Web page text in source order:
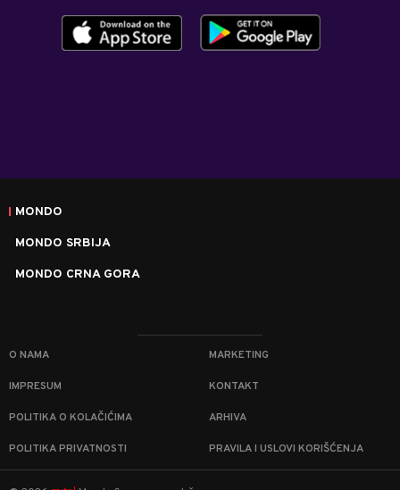
MONDO
MONDO SRBIJA
MONDO CRNA GORA
O NAMA MARKETING
IMPRESUM KONTAKT
POLITIKA O KOLAČIĆIMA ARHIVA
POLITIKA PRIVATNOSTI PRAVILA I USLOVI KORIŠĆENJA